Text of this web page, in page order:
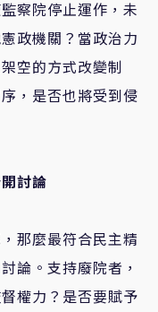
察院停止運作，未
政機關？當政治力
空的方式改變制
，是否也將受到侵
討論
那麼最符合民主精
論。支持廢院者，
權力？是否要賦予